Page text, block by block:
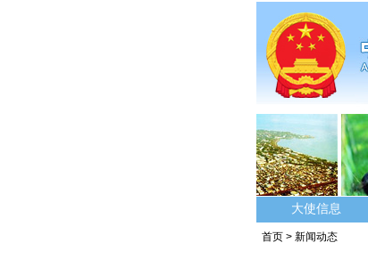
大使信息
首页 > 新闻动态